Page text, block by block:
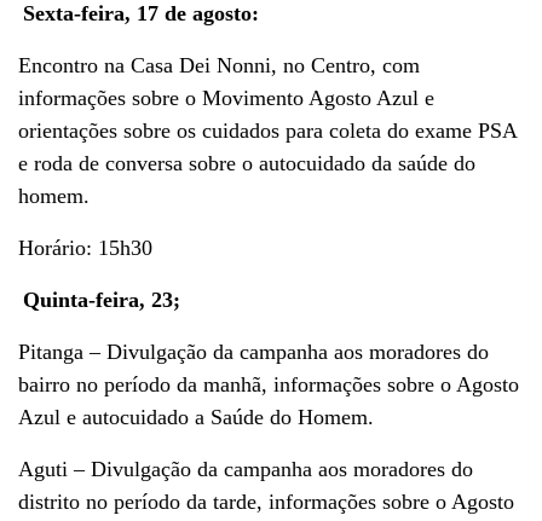
Sexta-feira, 17 de agosto:
Encontro na Casa Dei Nonni, no Centro, com
informações sobre o Movimento Agosto Azul e
orientações sobre os cuidados para coleta do exame PSA
e roda de conversa sobre o autocuidado da saúde do
homem.
Horário: 15h30
Quinta-feira, 23;
Pitanga – Divulgação da campanha aos moradores do
bairro no período da manhã, informações sobre o Agosto
Azul e autocuidado a Saúde do Homem.
Aguti – Divulgação da campanha aos moradores do
distrito no período da tarde, informações sobre o Agosto